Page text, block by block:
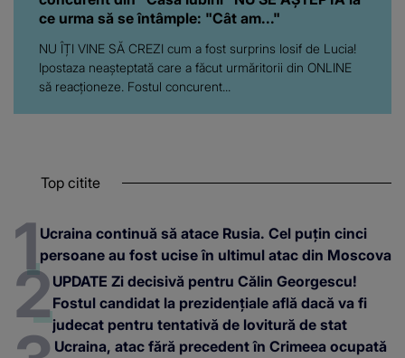
ce urma să se întâmple: "Cât am..."
NU ÎȚI VINE SĂ CREZI cum a fost surprins Iosif de Lucia!
Ipostaza neașteptată care a făcut urmăritorii din ONLINE
să reacționeze. Fostul concurent...
Top citite
Ucraina continuă să atace Rusia. Cel puțin cinci
persoane au fost ucise în ultimul atac din Moscova
UPDATE Zi decisivă pentru Călin Georgescu!
Fostul candidat la prezidențiale află dacă va fi
judecat pentru tentativă de lovitură de stat
Ucraina, atac fără precedent în Crimeea ocupată